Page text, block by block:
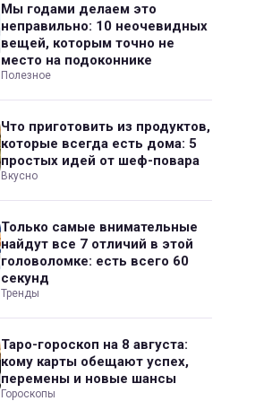
Мы годами делаем это
неправильно: 10 неочевидных
вещей, которым точно не
место на подоконнике
Полезное
Что приготовить из продуктов,
которые всегда есть дома: 5
простых идей от шеф-повара
Вкусно
Только самые внимательные
найдут все 7 отличий в этой
головоломке: есть всего 60
секунд
Тренды
Таро-гороскоп на 8 августа:
кому карты обещают успех,
перемены и новые шансы
Гороскопы